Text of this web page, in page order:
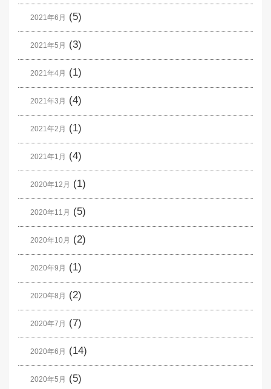
2021年6月 (5)
2021年5月 (3)
2021年4月 (1)
2021年3月 (4)
2021年2月 (1)
2021年1月 (4)
2020年12月 (1)
2020年11月 (5)
2020年10月 (2)
2020年9月 (1)
2020年8月 (2)
2020年7月 (7)
2020年6月 (14)
2020年5月 (5)